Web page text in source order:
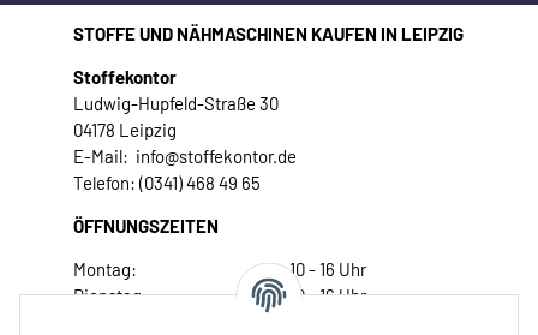
STOFFE UND NÄHMASCHINEN KAUFEN IN LEIPZIG
Stoffekontor
Ludwig-Hupfeld-Straße 30
04178 Leipzig
E-Mail: info@stoffekontor.de
Telefon: (0341) 468 49 65
ÖFFNUNGSZEITEN
Montag:
10 - 16 Uhr
Dienstag:
10 - 16 Uhr